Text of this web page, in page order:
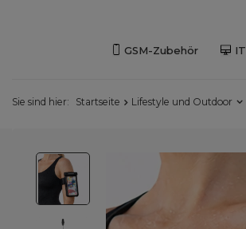
GSM-Zubehör IT
Sie sind hier: Startseite Lifestyle und Outdoor